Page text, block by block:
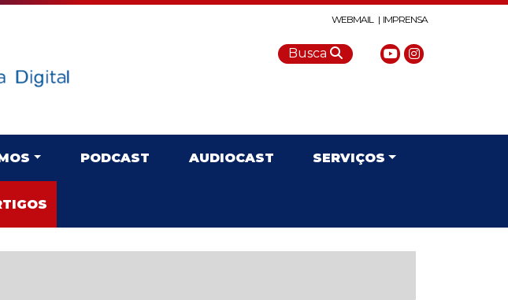
WEBMAIL | IMPRENSA
Busca
PODCAST AUDIOCAST SERVIÇOS